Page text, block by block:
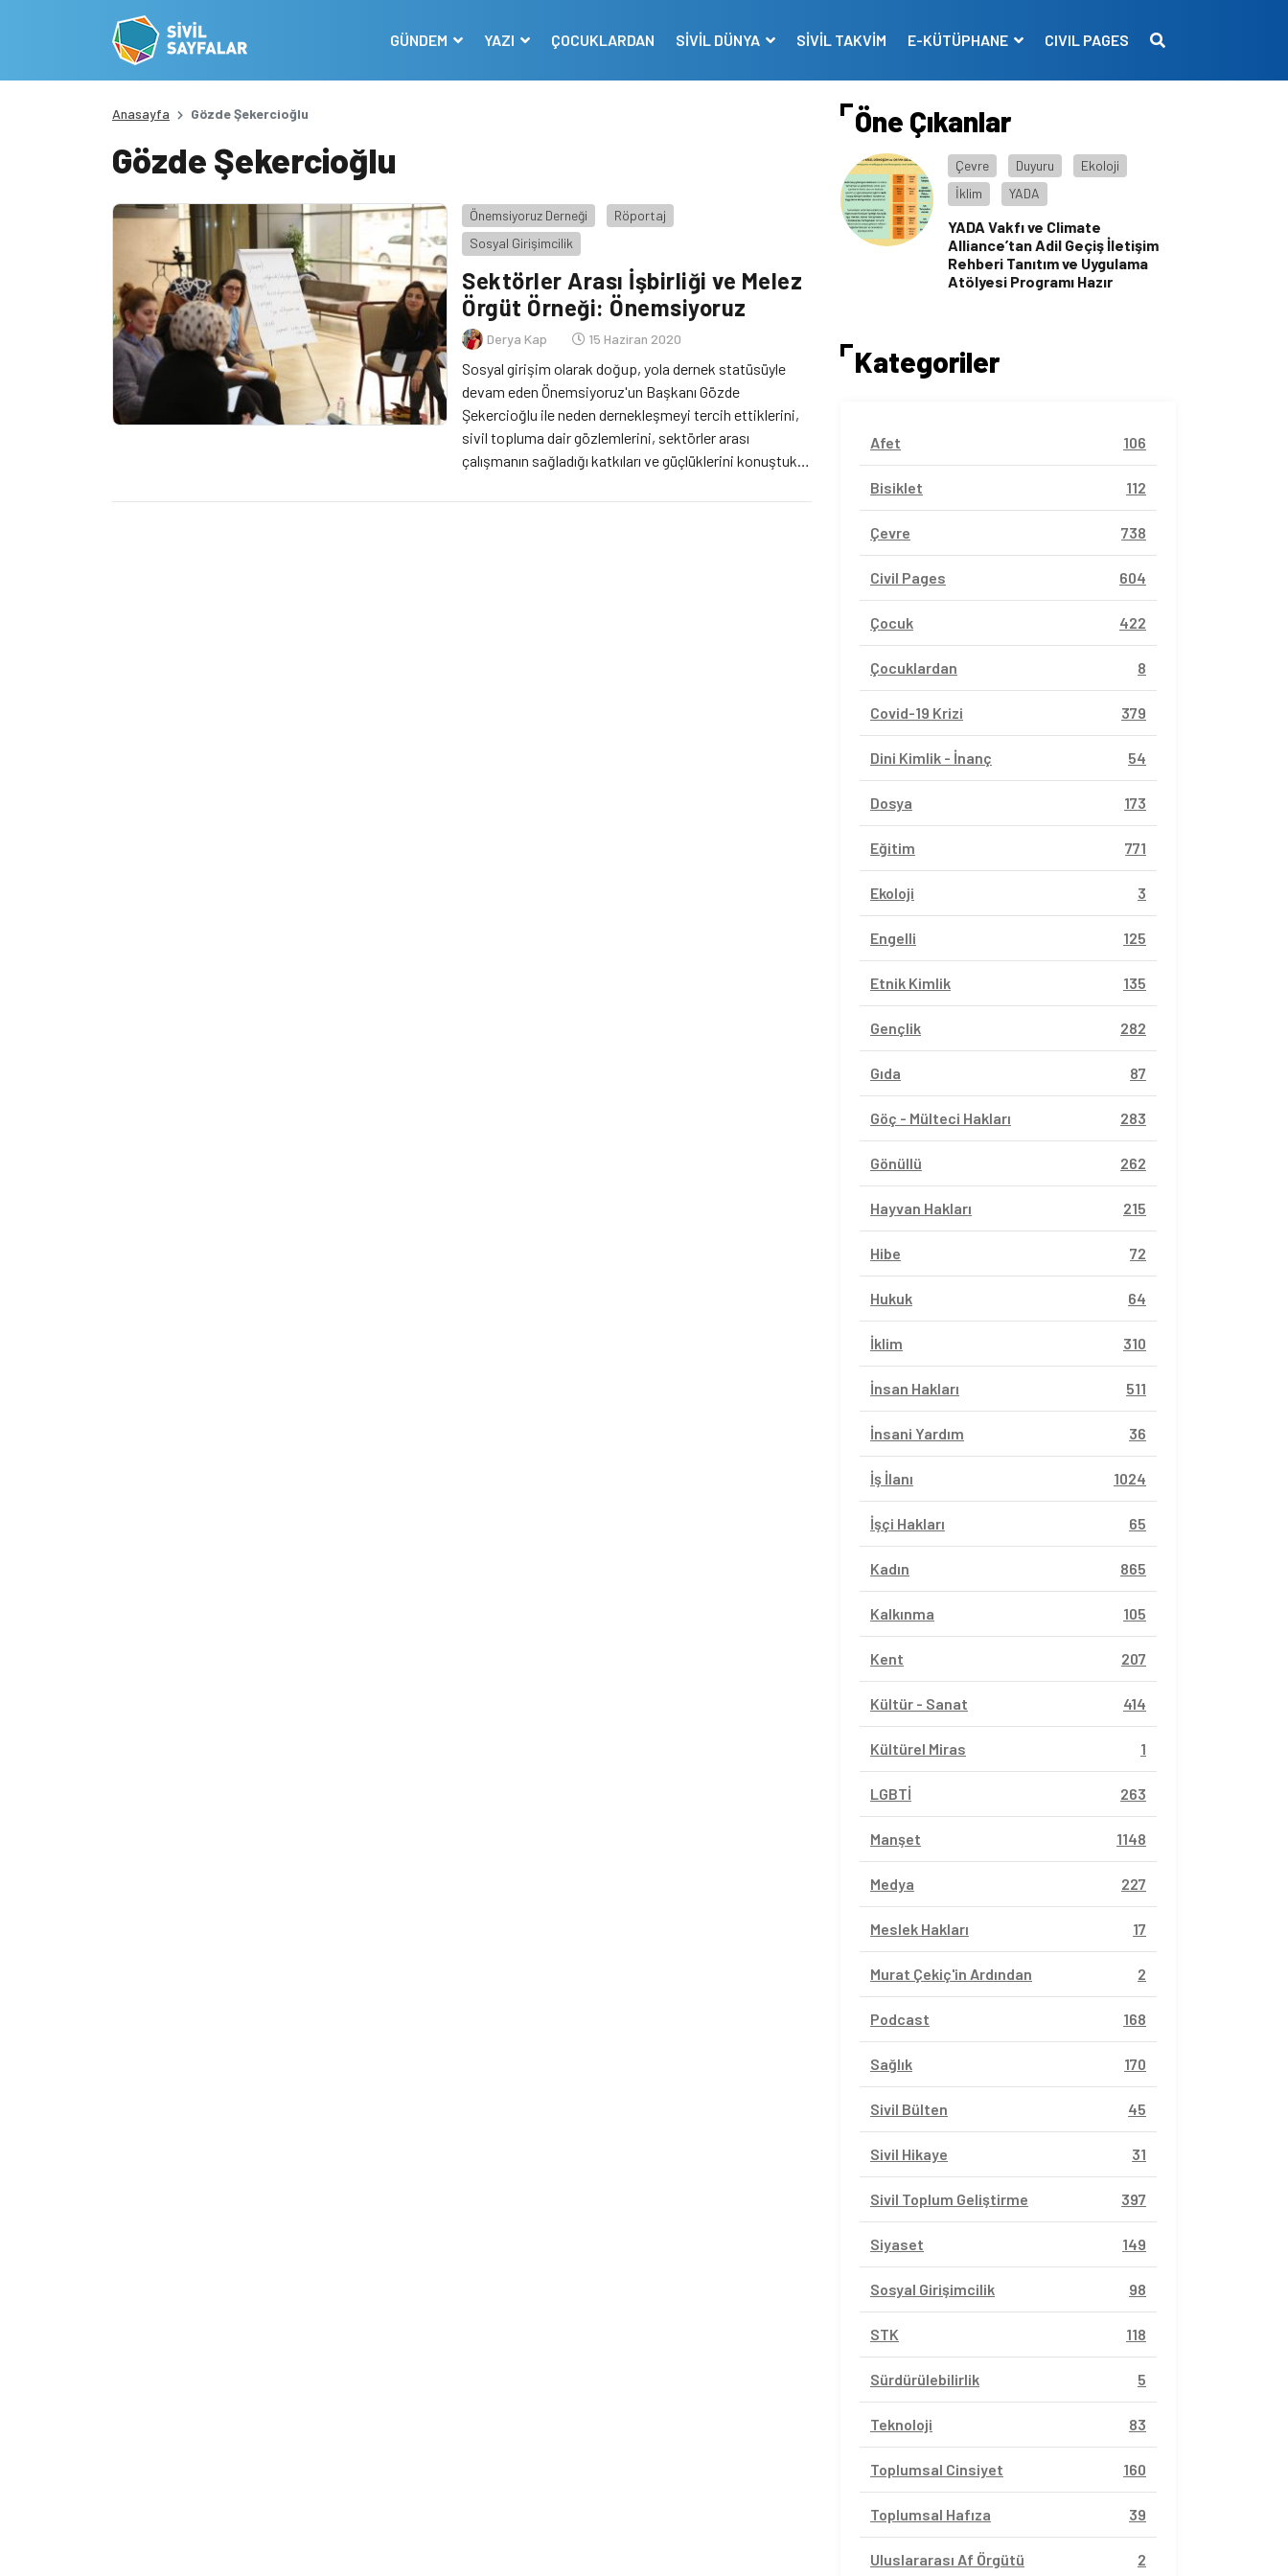
GÜNDEM YAZI ÇOCUKLARDAN SİVİL DÜNYA SİVİL TAKVİM E-KÜTÜPHANE CIVIL PAGES
Anasayfa Gözde Şekercioğlu
Gözde Şekercioğlu
Önemsiyoruz Derneği
Röportaj
Sosyal Girişimcilik
Sektörler Arası İşbirliği ve Melez
Örgüt Örneği: Önemsiyoruz
Derya Kap 15 Haziran 2020
Sosyal girişim olarak doğup, yola dernek statüsüyle
devam eden Önemsiyoruz'un Başkanı Gözde
Şekercioğlu ile neden dernekleşmeyi tercih ettiklerini,
sivil topluma dair gözlemlerini, sektörler arası
çalışmanın sağladığı katkıları ve güçlüklerini konuştuk.
sağlayarak, derneğe kaynak yarattıklarını söyleyen
Öne Çıkanlar
Çevre Duyuru
Ekoloji
İklim
YADA
YADA Vakfı ve Climate
Alliance’tan Adil Geçiş İletişim
Rehberi Tanıtım ve Uygulama
Atölyesi Programı Hazır
Kategoriler
Afet 106
Bisiklet 112
Çevre 738
Civil Pages 604
Çocuk 422
Çocuklardan 8
Covid-19 Krizi 379
Dini Kimlik - İnanç 54
Dosya 173
Eğitim 771
Ekoloji 3
Engelli 125
Etnik Kimlik 135
Gençlik 282
Gıda 87
Göç - Mülteci Hakları 283
Gönüllü 262
Hayvan Hakları 215
Hibe 72
Hukuk 64
İklim 310
İnsan Hakları 511
İnsani Yardım 36
İş İlanı 1024
İşçi Hakları 65
Kadın 865
Kalkınma 105
Kent 207
Kültür - Sanat 414
Kültürel Miras 1
LGBTİ 263
Manşet 1148
Medya 227
Meslek Hakları 17
Murat Çekiç'in Ardından 2
Podcast 168
Sağlık 170
Sivil Bülten 45
Sivil Hikaye 31
Sivil Toplum Geliştirme 397
Siyaset 149
Sosyal Girişimcilik 98
STK 118
Sürdürülebilirlik 5
Teknoloji 83
Toplumsal Cinsiyet 160
Toplumsal Hafıza 39
Uluslararası Af Örgütü 2